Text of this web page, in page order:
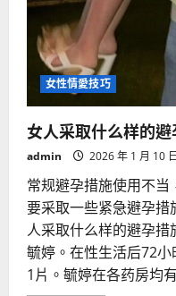
女性情愛技巧
女人采取什么样的
admin 2026 年 1 月 10 日
常规避孕措施使用不
要采取一些紧急避孕
人采取什么样的避孕
毓婷。在性生活后72
1片。毓婷在各药房均